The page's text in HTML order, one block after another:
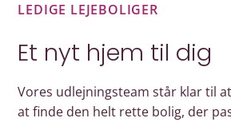
LEDIGE LEJEBOLIGER
Et nyt hjem til dig
Vores udlejningsteam står klar til
at finde den helt rette bolig, der